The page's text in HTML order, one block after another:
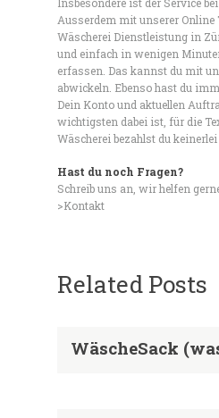
Insbesondere ist der Service
Ausserdem mit unserer Online
Wäscherei Dienstleistung in
und einfach in wenigen
erfassen. Das kannst du mit
abwickeln. Ebenso hast du
Dein Konto und aktuellen
wichtigsten dabei ist, für die
Wäscherei bezahlst du
Hast du noch Fragen?
Schreib uns an, wir helfen
>Kontakt
Related Posts
WäscheSack